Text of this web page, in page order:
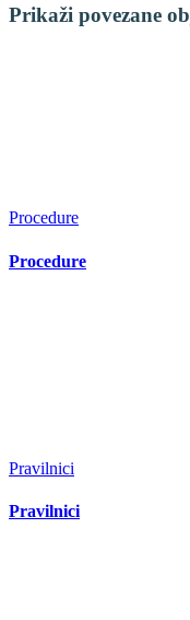
Facebook
X
LinkedIn
WhatsApp
Tumblr
Pinterest
Email:
Prikaži povezane
Procedure
Procedure
Pravilnici
Pravilnici